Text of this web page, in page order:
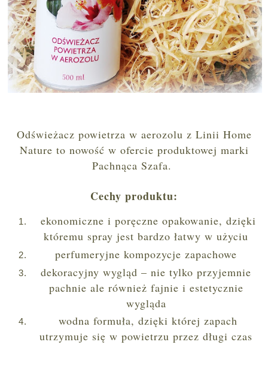
Odświeżacz powietrza w aerozolu z Linii Home
Nature to nowość w ofercie produktowej marki
Pachnąca Szafa.
Cechy produktu:
ekonomiczne i poręczne opakowanie, dzięki
któremu spray jest bardzo łatwy w użyciu
perfumeryjne kompozycje zapachowe
dekoracyjny wygląd – nie tylko przyjemnie
pachnie ale również fajnie i estetycznie
wygląda
wodna formuła, dzięki której zapach
utrzymuje się w powietrzu przez długi czas